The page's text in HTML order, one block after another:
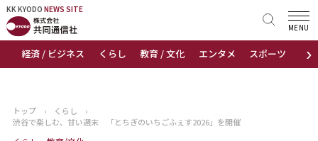
KK KYODO NEWS SITE
›
経済 / ビジネス くらし 教育 / 文化 エンタメ スポーツ 地域
MENU
KK KYODONEWS SITE
トップページ
ニュース
トップ › くらし
›
渋谷で楽しむ、甘い週末 「とちぎのいちごふぇす2026」を開催